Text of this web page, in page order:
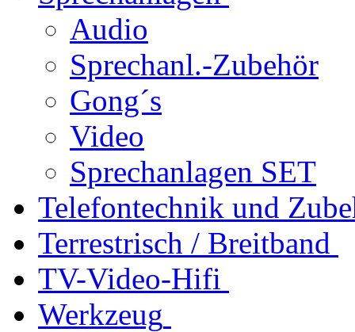
Audio
Sprechanl.-Zubehör
Gong´s
Video
Sprechanlagen SET
Telefontechnik und
Terrestrisch / Breitband
TV-Video-Hifi
Werkzeug